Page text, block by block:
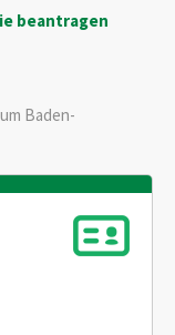
beantragen
Baden-